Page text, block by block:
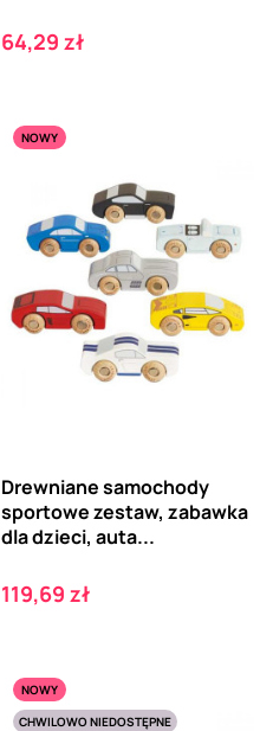
Cena
64,29 zł
NOWY
Drewniane samochody
sportowe zestaw, zabawka
dla dzieci, auta...
Cena
119,69 zł
NOWY
CHWILOWO NIEDOSTĘPNE